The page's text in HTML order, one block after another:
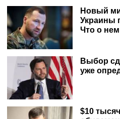
Новый
Украины
Что о
Выбор
уже
$10